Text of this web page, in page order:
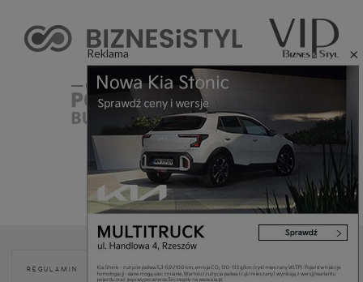
Reklama ×
REGULAMIN
POLITYKA
COOKIES
REKLAMA KONTAKT